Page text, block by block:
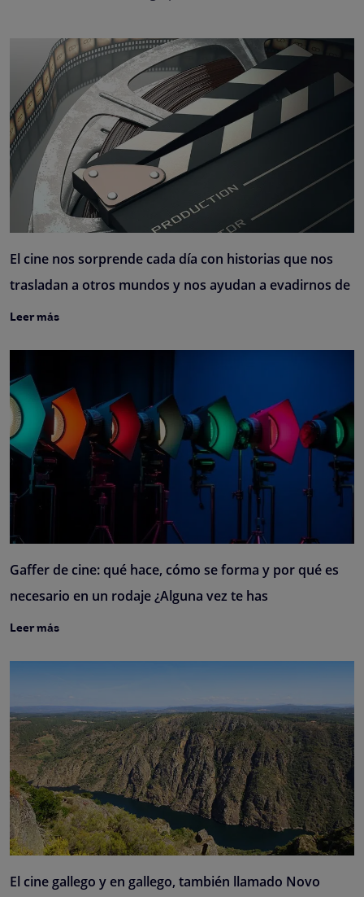
El cine nos sorprende cada día con historias que nos
trasladan a otros mundos y nos ayudan a evadirnos de
Leer más
Gaffer de cine: qué hace, cómo se forma y por qué es
necesario en un rodaje ¿Alguna vez te has
Leer más
El cine gallego y en gallego, también llamado Novo